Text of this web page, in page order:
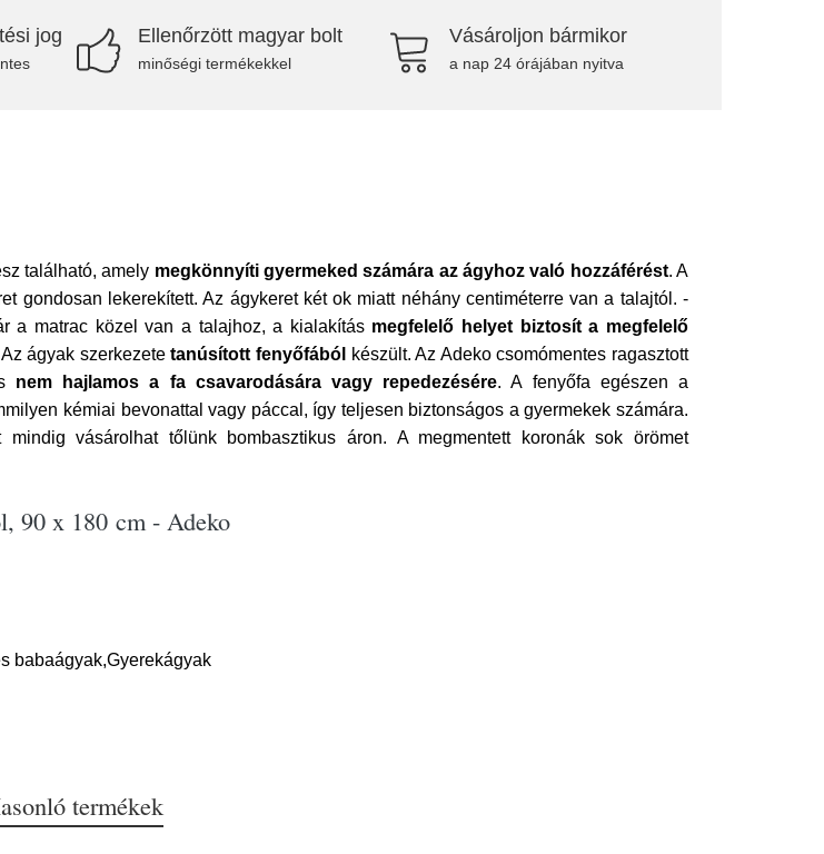
jog Ellenőrzött magyar bolt
minőségi termékekkel
Vásároljon bármikor
a nap 24 órájában nyitva
található, amely megkönnyíti gyermeked számára az ágyhoz való hozzáférést. A
gondosan lekerekített. Az ágykeret két ok miatt néhány centiméterre van a talajtól. -
a matrac közel van a talajhoz, a kialakítás megfelelő helyet biztosít a megfelelő
ágyak szerkezetetanúsított fenyőfából
készült. Az Adeko csomómentes ragasztott
nem hajlamos a fa csavarodására vagy repedezésére. A fenyőfa egészen a
kémiai bevonattal vagy páccal, így teljesen biztonságos a gyermekek számára.
vásárolhat tőlünk bombasztikus áron. A megmentett koronák sok örömet
90 x 180 cm - Adeko
babaágyak,Gyerekágyak
termékek